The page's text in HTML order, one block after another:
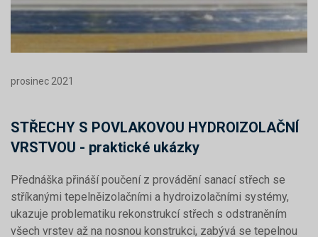
prosinec 2021
STŘECHY S POVLAKOVOU HYDROIZOLAČNÍ
VRSTVOU - praktické ukázky
Přednáška přináší poučení z provádění sanací střech se
stříkanými tepelněizolačními a hydroizolačními systémy,
ukazuje problematiku rekonstrukcí střech s odstraněním
všech vrstev až na nosnou konstrukci, zabývá se tepelnou